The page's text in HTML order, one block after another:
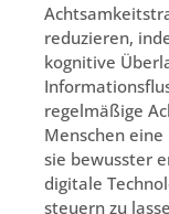
reduzieren,
kognitive
regelmäßige
Menschen
sie bewusster
digitale
steuern zu